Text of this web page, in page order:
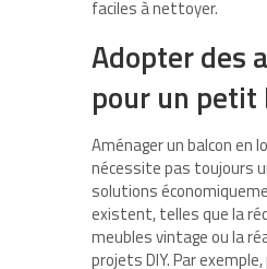
faciles à nettoyer.
Adopter des
pour un petit
Aménager un balcon en
nécessite pas toujours
solutions
existent, telles que la
meubles vintage ou la
projets DIY. Par